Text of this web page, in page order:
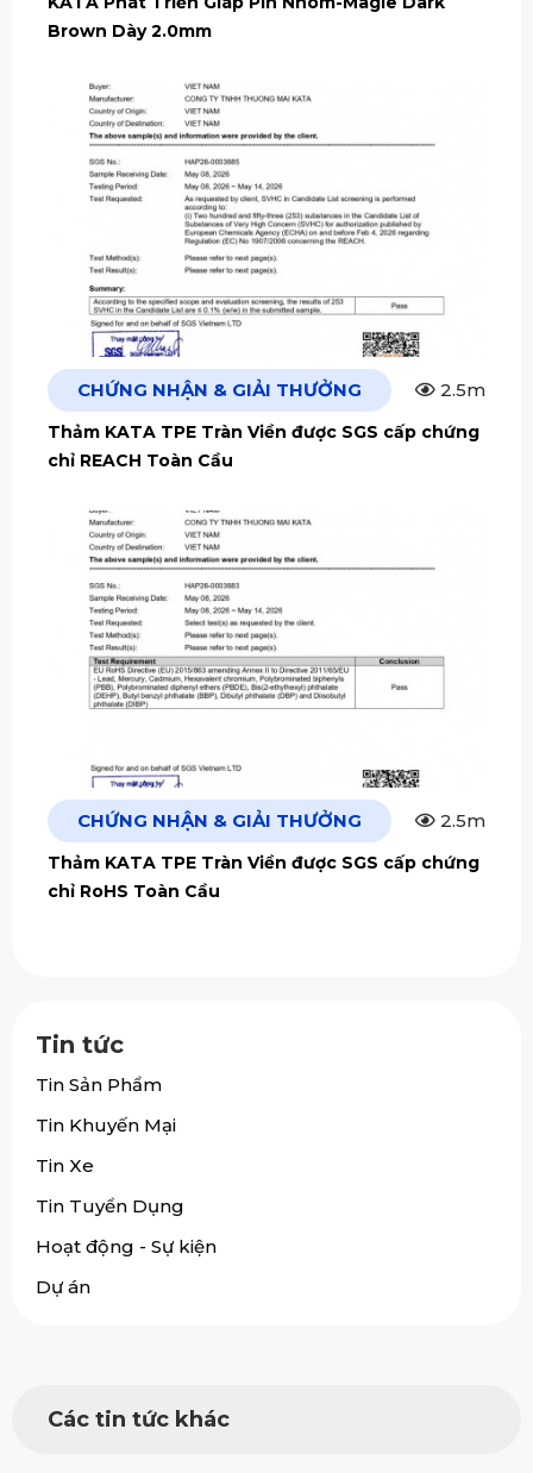
Brown Dày 2.0mm
CHỨNG NHẬN & GIẢI THƯỞNG 2.5m
Thảm KATA TPE Tràn Viền được SGS cấp chứng
chỉ REACH Toàn Cầu
CHỨNG NHẬN & GIẢI THƯỞNG 2.5m
Thảm KATA TPE Tràn Viền được SGS cấp chứng
chỉ RoHS Toàn Cầu
Tin tức
Tin Sản Phẩm
Tin Khuyến Mại
Tin Xe
Tin Tuyển Dụng
Hoạt động - Sự kiện
Dự án
Các tin tức khác